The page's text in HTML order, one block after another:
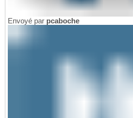
Envoyé par pcaboche